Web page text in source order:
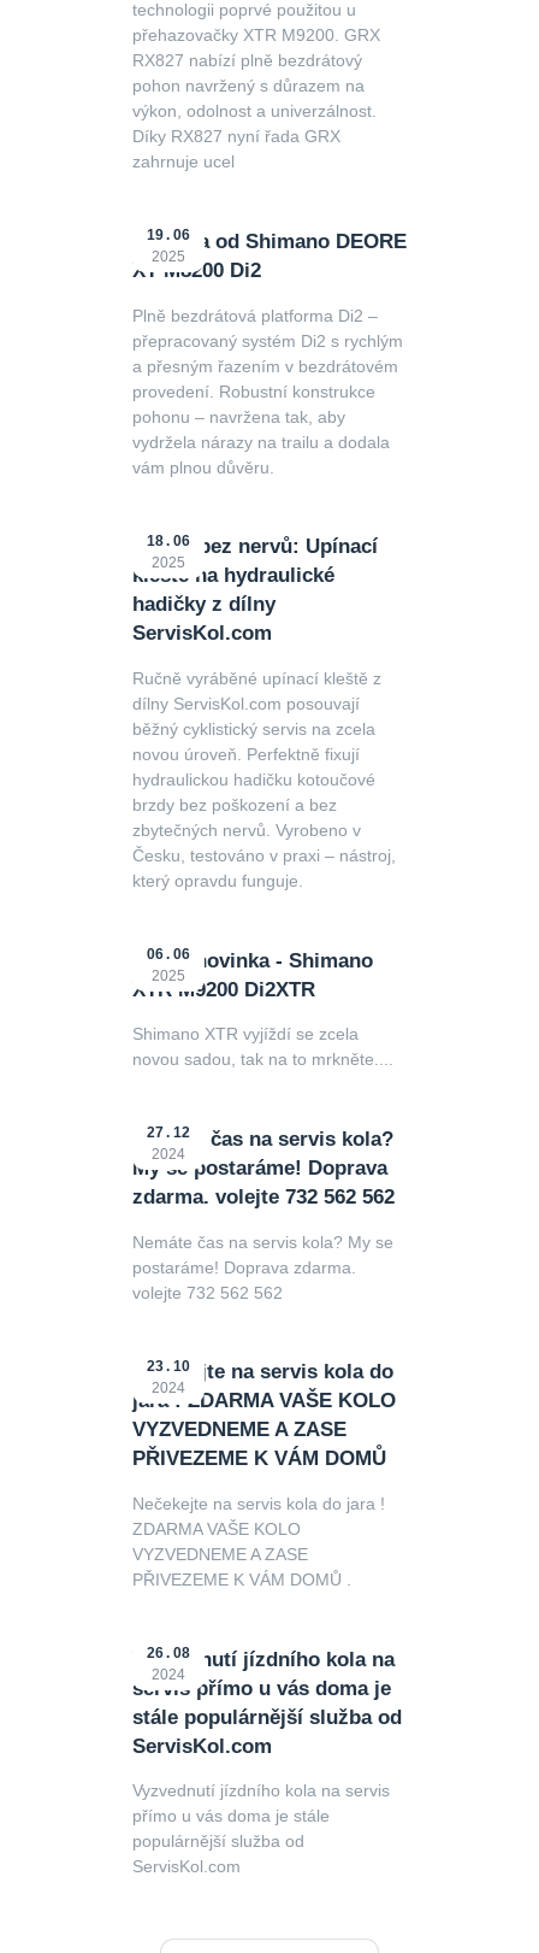
technologii poprvé použitou u
přehazovačky XTR M9200. GRX
RX827 nabízí plně bezdrátový
pohon navržený s důrazem na
výkon, odolnost a univerzálnost.
Díky RX827 nyní řada GRX
zahrnuje ucel
Novinka od Shimano DEORE
XT M8200 Di2
19
06
2025
Plně bezdrátová platforma Di2 –
přepracovaný systém Di2 s rychlým
a přesným řazením v bezdrátovém
provedení. Robustní konstrukce
pohonu – navržena tak, aby
vydržela nárazy na trailu a dodala
vám plnou důvěru.
Servis bez nervů: Upínací
kleště na hydraulické
hadičky z dílny
ServisKol.com
18
06
2025
Ručně vyráběné upínací kleště z
dílny ServisKol.com posouvají
běžný cyklistický servis na zcela
novou úroveň. Perfektně fixují
hydraulickou hadičku kotoučové
brzdy bez poškození a bez
zbytečných nervů. Vyrobeno v
Česku, testováno v praxi – nástroj,
který opravdu funguje.
Horká novinka - Shimano
XTR M9200 Di2XTR
06
06
2025
Shimano XTR vyjíždí se zcela
novou sadou, tak na to mrkněte....
Nemáte čas na servis kola?
My se postaráme! Doprava
zdarma. volejte 732 562 562
27
12
2024
Nemáte čas na servis kola? My se
postaráme! Doprava zdarma.
volejte 732 562 562
Nečekejte na servis kola do
jara ! ZDARMA VAŠE KOLO
VYZVEDNEME A ZASE
PŘIVEZEME K VÁM DOMŮ
23
10
2024
Nečekejte na servis kola do jara !
ZDARMA VAŠE KOLO
VYZVEDNEME A ZASE
PŘIVEZEME K VÁM DOMŮ .
Vyzvednutí jízdního kola na
servis přímo u vás doma je
stále populárnější služba od
ServisKol.com
26
08
2024
Vyzvednutí jízdního kola na servis
přímo u vás doma je stále
populárnější služba od
ServisKol.com